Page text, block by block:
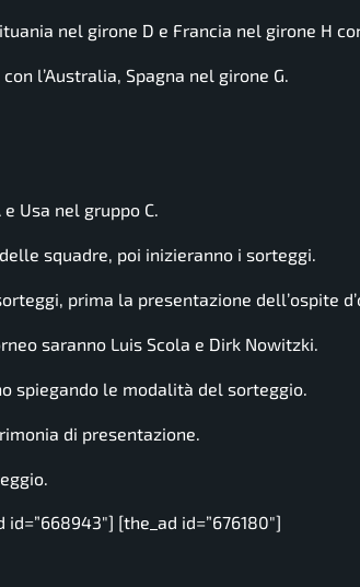
nel girone D e Francia nel girone H
l’Australia, Spagna nel girone G.
Usa nel gruppo C.
squadre, poi inizieranno i sorteggi.
prima la presentazione dell’ospite
saranno Luis Scola e Dirk Nowitzki.
spiegando le modalità del sorteggio.
di presentazione.
[the_ad id=”676180″]